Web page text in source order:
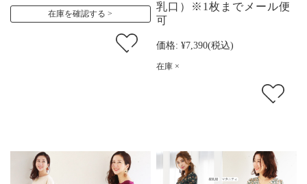
在庫を確認する
乳口）※1枚までメール便
可
価格: ¥7,390(税込)
在庫 ×